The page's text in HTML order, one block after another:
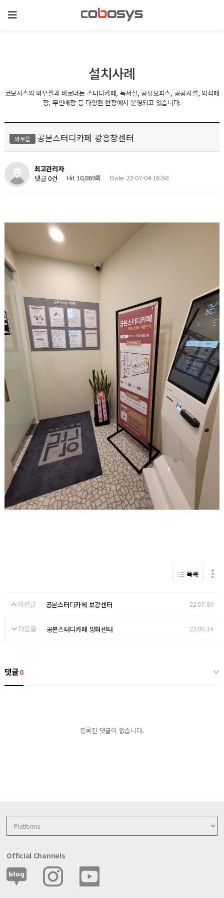
설치사례
코보시스의 와우플과 바로더는 스터디카페, 독서실, 공유오피스, 공공시설, 외식매
장, 무인매장 등 다양한 현장에서 운영되고 있습니다.
와우플 공본스터디카페 광흥창센터
최고관리자
댓글 0건
Hit 10,869회 Date 22-07-04 16:58
목록
이전글 공본스터디카페 보광센터 22.07.04
다음글 공본스터디카페 방화센터 22.06.14
댓글0
등록된 댓글이 없습니다.
Official Channels